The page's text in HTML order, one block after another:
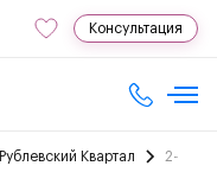
Консультация
Квартал
2-